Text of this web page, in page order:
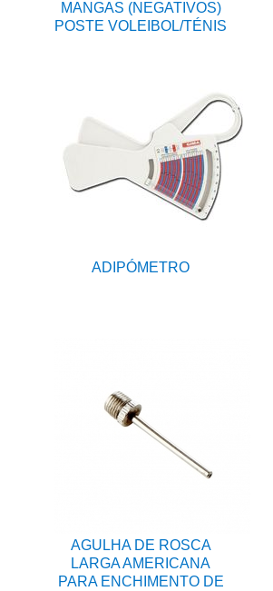
MANGAS (NEGATIVOS)
POSTE VOLEIBOL/TÉNIS
ADIPÓMETRO
AGULHA DE ROSCA
LARGA AMERICANA
PARA ENCHIMENTO DE